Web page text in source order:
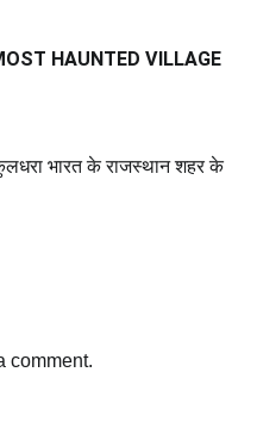
HAUNTED VILLAGE
भारत के राजस्थान शहर के
comment.